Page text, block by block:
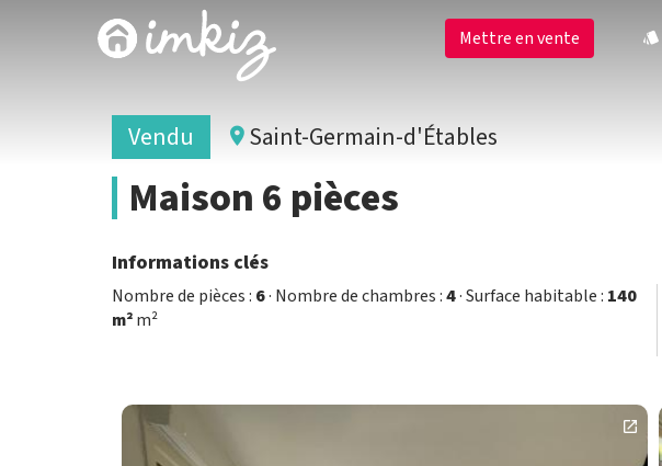
Mettre en vente
Vendu Saint-Germain-d'Étables
Maison 6 pièces
Informations clés
Nombre de pièces : 6· Nombre de chambres :4· Surface habitable : 140
m²m²